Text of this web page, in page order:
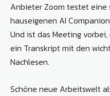
Anbieter Zoom testet eine
hauseigenen AI
Und ist das Meeting
ein Transkript mit den
Nachlesen.
Schöne neue Arbeitswelt